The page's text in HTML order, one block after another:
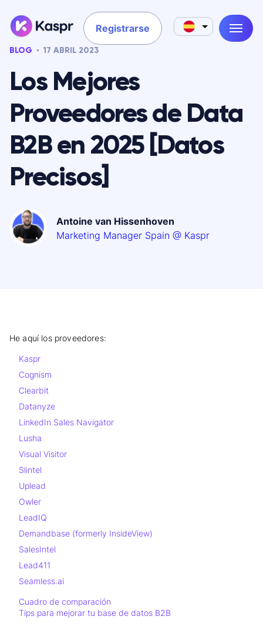
Registrarse
BLOG 17 ABRIL 2023
Los Mejores
Proveedores de Data
B2B en 2025 [Datos
Precisos]
Antoine van Hissenhoven
Marketing Manager Spain @ Kaspr
He aquí los proveedores:
Kaspr
Cognism
Clearbit
Datanyze
LinkedIn Sales Navigator
Lusha
Visual Visitor
Slintel
Uplead
Owler
LeadIQ
Demandbase (formerly InsideView)
SalesIntel
Lead411
Seamless.ai
Cuadro de comparación
Tips para mejorar tu base de datos B2B